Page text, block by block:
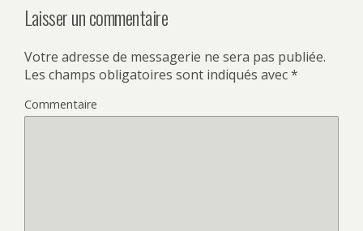
Laisser un commentaire
Votre adresse de messagerie ne sera pas publiée.
Les champs obligatoires sont indiqués avec*
Commentaire